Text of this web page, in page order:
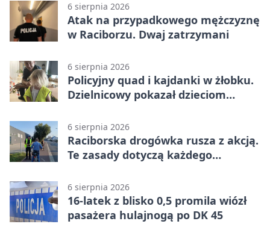
6 sierpnia 2026
Atak na przypadkowego mężczyznę
w Raciborzu. Dwaj zatrzymani
6 sierpnia 2026
Policyjny quad i kajdanki w żłobku.
Dzielnicowy pokazał dzieciom
6 sierpnia 2026
Raciborska drogówka rusza z akcją.
Te zasady dotyczą każdego
6 sierpnia 2026
16-latek z blisko 0,5 promila wiózł
pasażera hulajnogą po DK 45